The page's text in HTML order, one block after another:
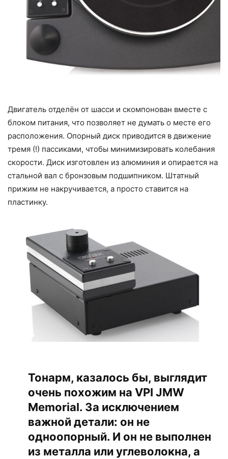
Двигатель отделён от шасси и скомпонован вместе с
блоком питания, что позволяет не думать о месте его
расположения. Опорный диск приводится в движение
тремя (!) пассиками, чтобы минимизировать колебания
скорости. Диск изготовлен из алюминия и опирается на
стальной вал с бронзовым подшипником. Штатный
прижим не накручивается, а просто ставится на
пластинку.
Тонарм, казалось бы, выглядит
очень похожим на VPI JMW
Memorial. За исключением
важной детали: он не
одноопорный. И он не выполнен
из металла или углеволокна, а